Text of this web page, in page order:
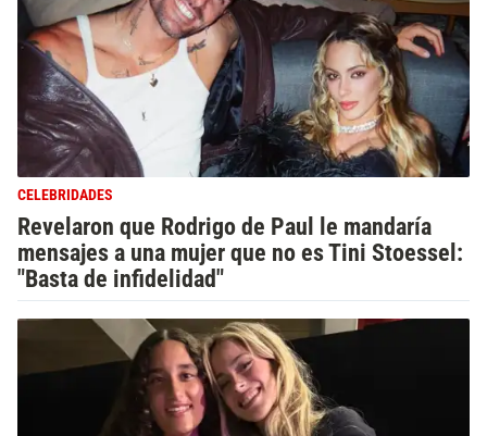
CELEBRIDADES
Revelaron que Rodrigo de Paul le mandaría
mensajes a una mujer que no es Tini Stoessel:
"Basta de infidelidad"